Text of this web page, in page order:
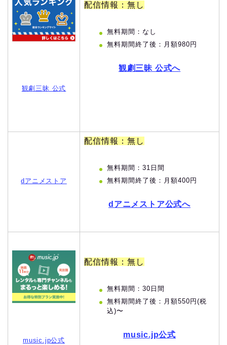
観劇三昧 公式
配信情報：無し
無料期間：なし
無料期間終了後：月額980円
観劇三昧 公式へ
dアニメストア
配信情報：無し
無料期間：31日間
無料期間終了後：月額400円
dアニメストア公式へ
music.jp公式
配信情報：無し
無料期間：30日間
無料期間終了後：月額550円(税
込)〜
music.jp公式